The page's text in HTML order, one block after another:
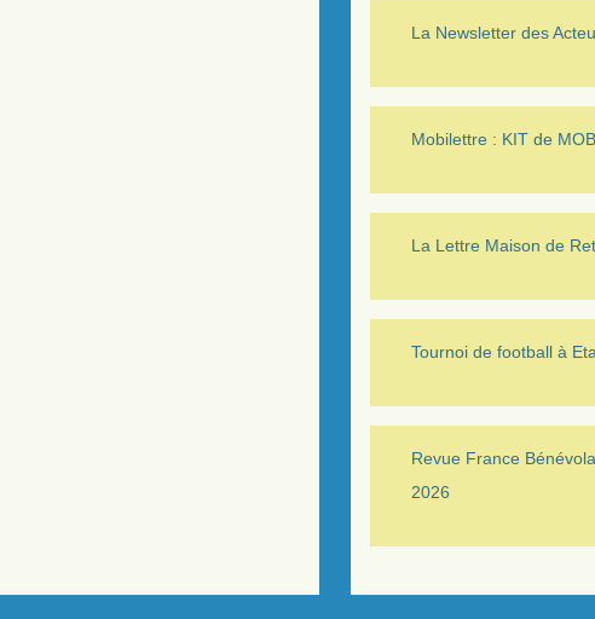
La Newsletter des
Mobilettre : KIT de
La Lettre Maison de
Tournoi de football à
Revue France
2026